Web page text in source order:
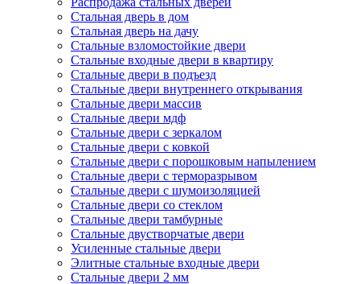
Стальная дверь в дом
Стальная дверь на дачу
Стальные взломостойкие двери
Стальные входные двери в квартиру
Стальные двери в подъезд
Стальные двери внутреннего открывания
Стальные двери массив
Стальные двери мдф
Стальные двери с зеркалом
Стальные двери с ковкой
Стальные двери с порошковым напылением
Стальные двери с терморазрывом
Стальные двери с шумоизоляцией
Стальные двери со стеклом
Стальные двери тамбурные
Стальные двустворчатые двери
Усиленные стальные двери
Элитные стальные входные двери
Стальные двери 2 мм